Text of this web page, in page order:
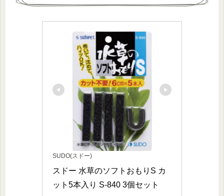
SUDO(スドー)
スドー 水草のソフトおもりS カ
ット5本入り S-840 3個セット